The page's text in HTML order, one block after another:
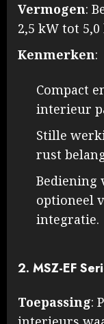
Vermogen:
2,5 kW tot 5,0
Kenmerken:
Compact
interieur
Stille
rust
Bediening
optioneel
integratie.
2. MSZ-EF
Toepassing: